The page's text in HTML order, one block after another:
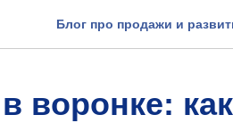
Блог про продажи и
воронке: